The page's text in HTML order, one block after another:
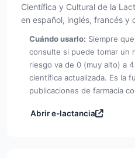
Científica y Cultural de la
en español, inglés, francés y
Cuándo usarlo: Siempre
consulte si puede tomar un
riesgo va de 0 (muy alto) a
científica actualizada. Es la
publicaciones de farmacia
Abrir e-lactancia